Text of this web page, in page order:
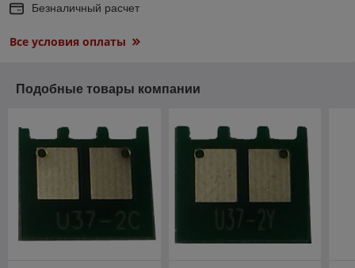
Безналичный расчет
Все условия оплаты
Подобные товары компании